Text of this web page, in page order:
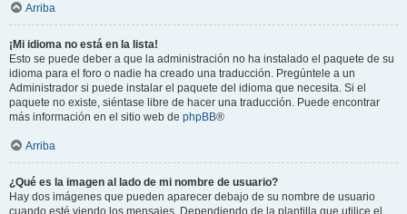
Arriba
¡Mi idioma no está en la lista!
Esto se puede deber a que la administración no ha instalado el paquete de su
idioma para el foro o nadie ha creado una traducción. Pregúntele a un
Administrador si puede instalar el paquete del idioma que necesita. Si el
paquete no existe, siéntase libre de hacer una traducción. Puede encontrar
más información en el sitio web de phpBB®
Arriba
¿Qué es la imagen al lado de mi nombre de usuario?
Hay dos imágenes que pueden aparecer debajo de su nombre de usuario
cuando esté viendo los mensajes. Dependiendo de la plantilla que utilice el